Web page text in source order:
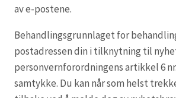
av e-postene.
Behandlingsgrunnlaget for
postadressen din i tilknytning til
personvernforordningens artikkel 6
samtykke. Du kan når som helst